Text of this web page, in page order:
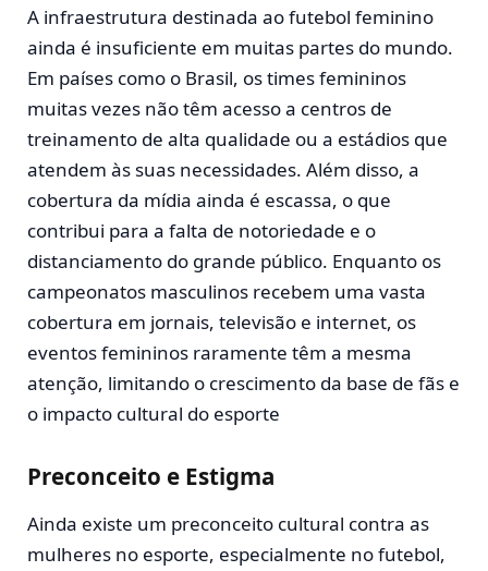
A infraestrutura destinada ao futebol feminino
ainda é insuficiente em muitas partes do mundo.
Em países como o Brasil, os times femininos
muitas vezes não têm acesso a centros de
treinamento de alta qualidade ou a estádios que
atendem às suas necessidades. Além disso, a
cobertura da mídia ainda é escassa, o que
contribui para a falta de notoriedade e o
distanciamento do grande público. Enquanto os
campeonatos masculinos recebem uma vasta
cobertura em jornais, televisão e internet, os
eventos femininos raramente têm a mesma
atenção, limitando o crescimento da base de fãs e
o impacto cultural do esporte
Preconceito e Estigma
Ainda existe um preconceito cultural contra as
mulheres no esporte, especialmente no futebol,